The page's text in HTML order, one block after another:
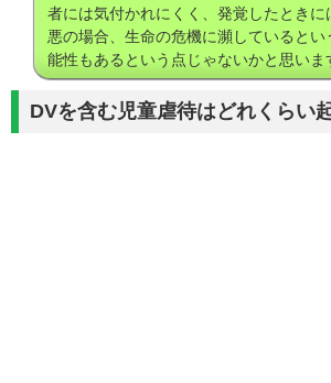
者には気付かれにくく、発覚したときに
悪の場合、生命の危機に瀕しているとい
能性もあるという点じゃないかと思いま
DVを含む児童虐待はどれくらい